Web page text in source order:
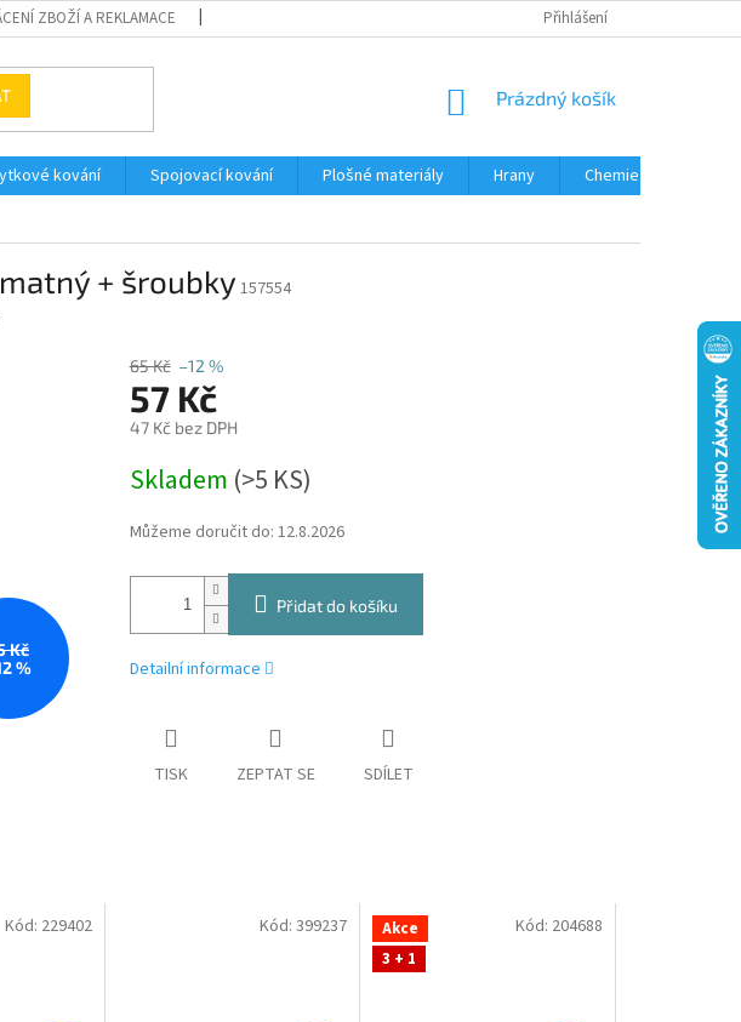
ZBOŽÍ A REKLAMACE PODMÍNKY OCHRANY OSOBNÍCH ÚDAJŮ
Přihlášení
NÁKUPNÍ
Prázdný košík
kování Spojovací kování Plošné materiály Hrany
Chemie • doplňky
+ šroubky157554
Kč
%
65 Kč –12 %
57 Kč
47 Kč bez DPH
cena:
Skladem (>5 KS)
Můžeme doručit do: 12.8.2026
Přidat do košíku
Detailní informace
TISK ZEPTAT SE SDÍLET
Kód: 229402 Kód:399237
Akce
3 + 1
Kód: 204688